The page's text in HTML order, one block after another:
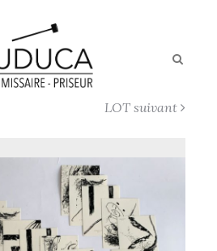
LOT suivant